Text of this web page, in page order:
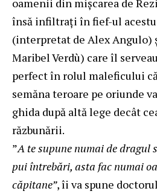
însă infiltrați în fief-ul
(interpretat de Alex Angulo)
Maribel Verdù) care îl
perfect în rolul maleficului
semăna teroare pe oriunde
ghida după altă lege decât
răzbunării.
”A te supune numai de
pui întrebări, asta fac numai
căpitane”, îi va spune